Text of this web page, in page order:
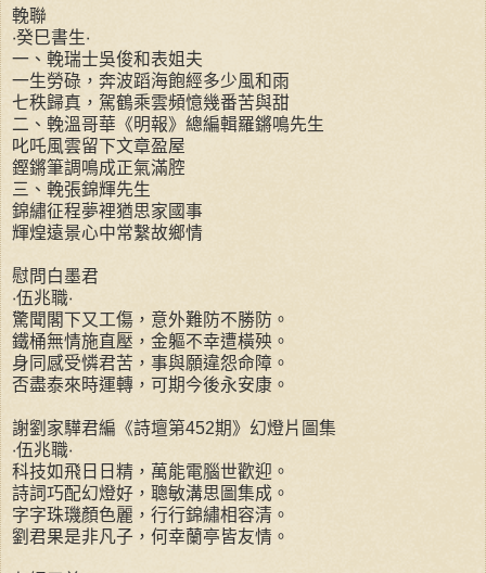
輓聯
‧癸巳書生‧
一、輓瑞士吳俊和表姐夫
一生勞碌，奔波蹈海飽經多少風和雨
七秩歸真，駕鶴乘雲頻憶幾番苦與甜
二、輓溫哥華《明報》總編輯羅鏘鳴先生
叱吒風雲留下文章盈屋
鏗鏘筆調鳴成正氣滿腔
三、輓張錦輝先生
錦繡征程夢裡猶思家國事
輝煌遠景心中常繫故鄉情
慰問白墨君
‧伍兆職‧
驚聞閣下又工傷，意外難防不勝防。
鐵桶無情施直壓，金軀不幸遭橫殃。
身同感受憐君苦，事與願違怨命障。
否盡泰來時運轉，可期今後永安康。
謝劉家驊君編《詩壇第452期》幻燈片圖集
‧伍兆職‧
科技如飛日日精，萬能電腦世歡迎。
詩詞巧配幻燈好，聰敏溝思圖集成。
字字珠璣顏色麗，行行錦繡相容清。
劉君果是非凡子，何幸蘭亭皆友情。